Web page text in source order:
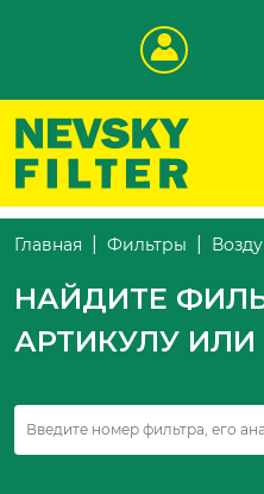
Главная Фильтры
НАЙДИТЕ
АРТИКУЛУ